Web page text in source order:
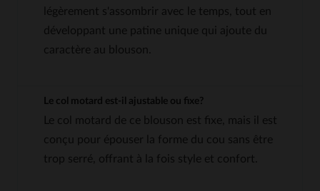
légèrement s'assombrir avec le temps, tout en
développant une patine unique qui ajoute du
caractère au blouson.
Le col motard est-il ajustable ou fixe?
Le col motard de ce blouson est fixe, mais il est
conçu pour épouser la forme du cou sans être
trop serré, offrant à la fois style et confort.